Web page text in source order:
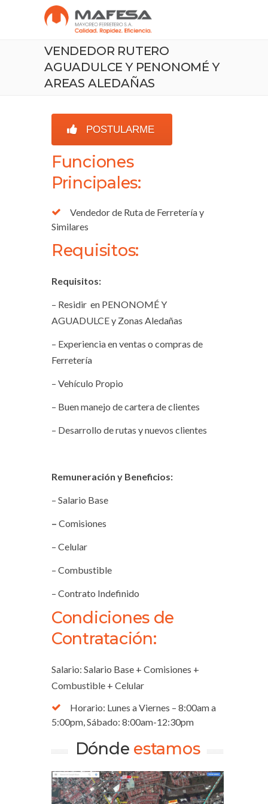
VENDEDOR RUTERO
AGUADULCE Y PENONOMÉ Y
AREAS ALEDAÑAS
POSTULARME
Funciones
Principales:
Vendedor de Ruta de Ferretería y
Similares
Requisitos:
Requisitos:
– Residir en PENONOMÉ Y
AGUADULCE y Zonas Aledañas
– Experiencia en ventas o compras de
Ferretería
– Vehículo Propio
– Buen manejo de cartera de clientes
– Desarrollo de rutas y nuevos clientes
Remuneración y Beneficios:
– Salario Base
– Comisiones
– Celular
– Combustible
– Contrato Indefinido
Condiciones de
Contratación:
Salario: Salario Base + Comisiones +
Combustible + Celular
Horario: Lunes a Viernes – 8:00am a
5:00pm, Sábado: 8:00am-12:30pm
Dónde estamos